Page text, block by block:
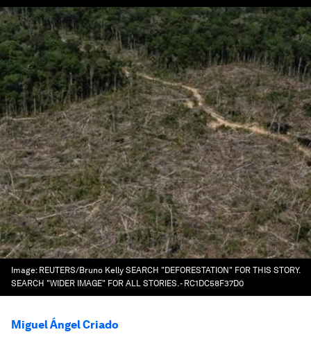
Image: REUTERS/Bruno Kelly SEARCH "DEFORESTATION" FOR THIS STORY.
SEARCH "WIDER IMAGE" FOR ALL STORIES. - RC1DC58F37D0
Miguel Ángel Criado